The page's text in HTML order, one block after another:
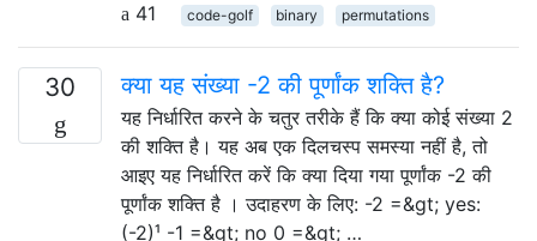
41
code-golf binary permutations
30 क्या यह संख्या -2 की पूर्णांक शक्ति है?
यह निर्धारित करने के चतुर तरीके हैं कि क्या कोई संख्या 2
की शक्ति है। यह अब एक दिलचस्प समस्या नहीं है, तो
आइए यह निर्धारित करें कि क्या दिया गया पूर्णांक -2 की
पूर्णांक शक्ति है । उदाहरण के लिए: -2 =&gt; yes:
(-2)¹ -1 =&gt; no 0 =&gt; …